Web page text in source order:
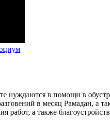
нуждаются в помощи в
в месяц Рамадан,
работ, а также